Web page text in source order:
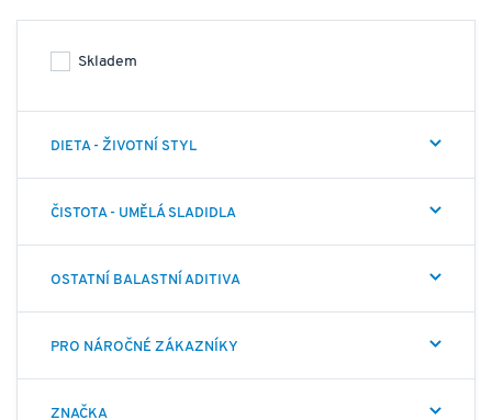
u prémiových čistých ingrediencí, které ale tvoří jen
skladování a dodání - to vše podléhá přísné kontrole
zajišťující bezchybnou kvalitu finálního produktu. Zajištění
kvality a nezávadnosti produktů značky Leader je celek
skládající se z kvalifikovaného personálu, inovativního
vývoje produktů, vybraných surovin, vlastní výroby,
provozního modelu farmaceutické továrny. Dodavateli
surovin jsou buď farmaceutické továrny nebo mají
certifikaci ISO 9000 nebo ISO 22 000. Kvalitu kontroly
Skladem
DIETA - ŽIVOTNÍ STYL
ČISTOTA - UMĚLÁ SLADIDLA
OSTATNÍ BALASTNÍ ADITIVA
PRO NÁROČNÉ ZÁKAZNÍKY
ZNAČKA